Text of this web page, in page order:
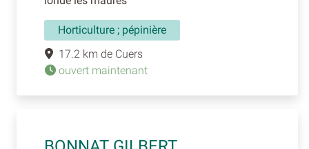
Horticulture ; pépinière
17.2 km de Cuers
ouvert maintenant